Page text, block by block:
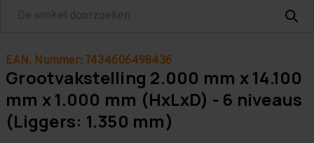
Zoeken
EAN. Nummer: 7434606498436
Grootvakstelling 2.000 mm x 14.100
mm x 1.000 mm (HxLxD) - 6 niveaus
(Liggers: 1.350 mm)